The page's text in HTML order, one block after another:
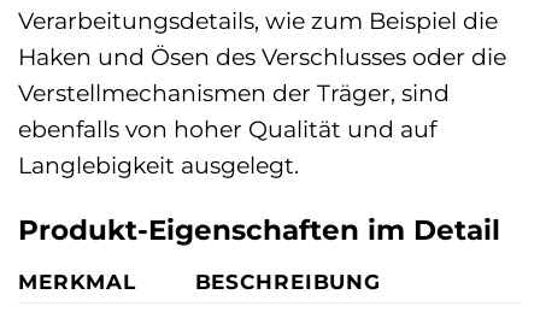
Verarbeitungsdetails, wie zum Beispiel die
Haken und Ösen des Verschlusses oder die
Verstellmechanismen der Träger, sind
ebenfalls von hoher Qualität und auf
Langlebigkeit ausgelegt.
Produkt-Eigenschaften im Detail
MERKMAL BESCHREIBUNG